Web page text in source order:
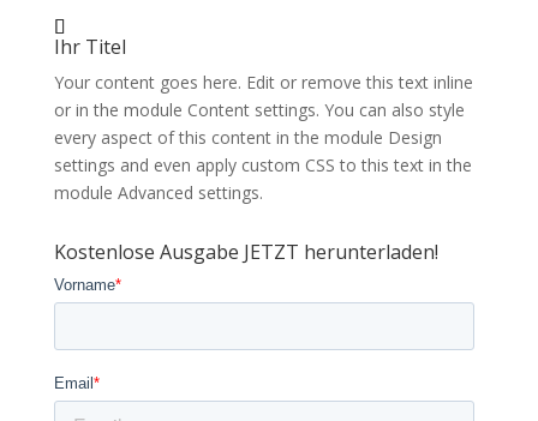
Ihr Titel
Your content goes here. Edit or remove this text inline
or in the module Content settings. You can also style
every aspect of this content in the module Design
settings and even apply custom CSS to this text in the
module Advanced settings.
Kostenlose Ausgabe JETZT herunterladen!